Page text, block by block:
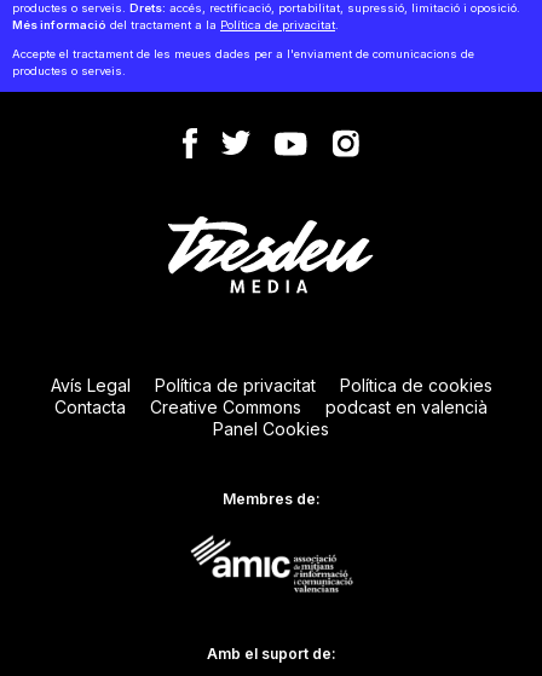
productes o serveis. Drets: accés, rectificació, portabilitat, supressió, limitació i oposició.
Més informació del tractament a la Política de privacitat.
Accepte el tractament de les meues dades per a l'enviament de comunicacions de
productes o serveis.
Avís Legal Política de privacitat
Política de cookies
Contacta
Creative Commons
podcast en valencià
Panel Cookies
Membres de:
Amb el suport de: